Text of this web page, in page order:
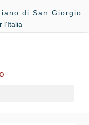
di San Giorgio
l’Italia